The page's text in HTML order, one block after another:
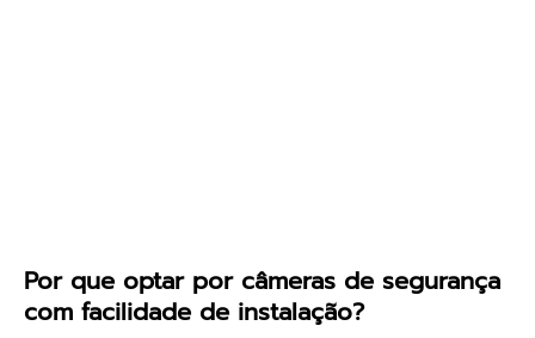
Por que optar por câmeras de segurança
com facilidade de instalação?